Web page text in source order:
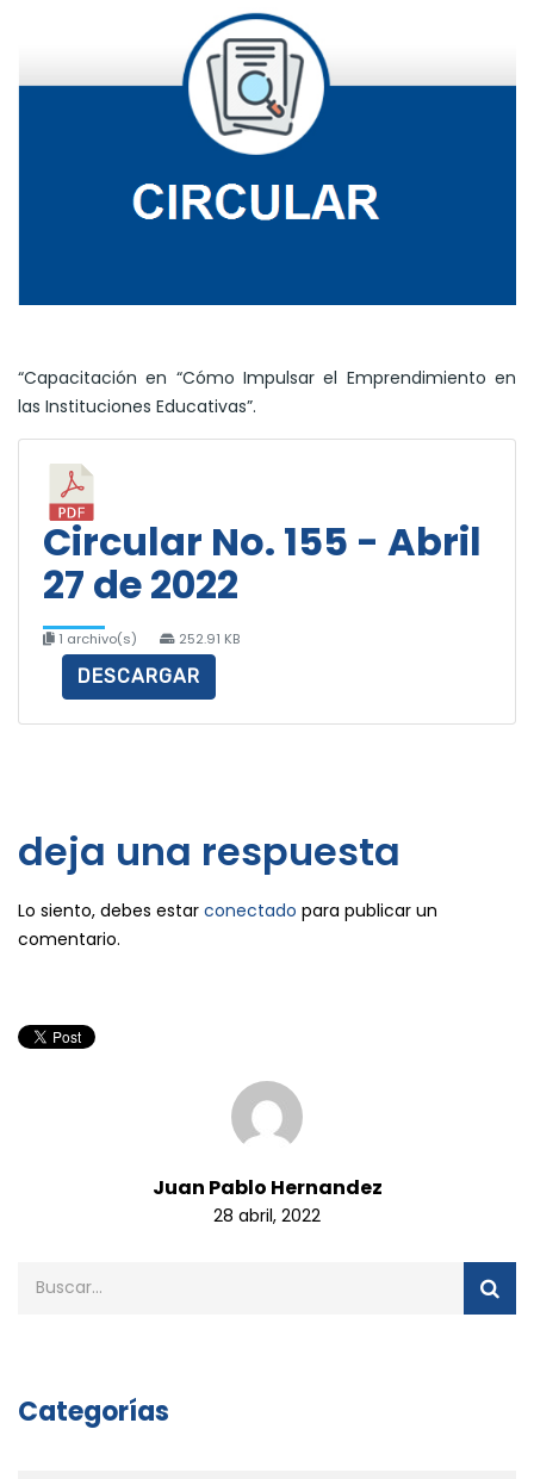
“Capacitación en “Cómo Impulsar el Emprendimiento en
las Instituciones Educativas”.
Circular No. 155 - Abril
27 de 2022
1 archivo(s) 252.91 KB
DESCARGAR
deja una respuesta
Lo siento, debes estar conectado para publicar un
comentario.
Juan Pablo Hernandez
28 abril, 2022
Categorías